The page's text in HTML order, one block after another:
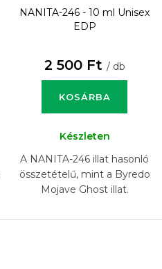
NANITA-246 - 10 ml Unisex
EDP
2 500 Ft / db
KOSÁRBA
Készleten
A NANITA-246 illat hasonló
összetételű, mint a Byredo
Mojave Ghost illat.